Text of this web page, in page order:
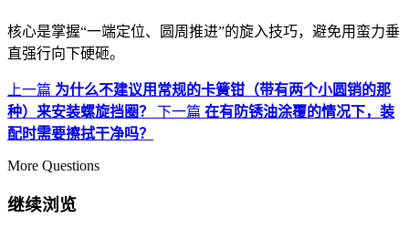
核心是掌握“一端定位、圆周推进”的旋入技巧，避免用蛮力垂
直强行向下硬砸。
上一篇 为什么不建议用常规的卡簧钳（带有两个小圆销的那
种）来安装螺旋挡圈？
下一篇 在有防锈油涂覆的情况下，装
配时需要擦拭干净吗？
More Questions
继续浏览